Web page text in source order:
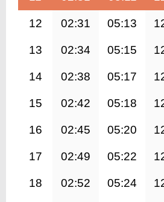
12 02:31 05:13
13 02:34 05:15
14 02:38 05:17
15 02:42 05:18
16 02:45 05:20
17 02:49 05:22
18 02:52 05:24